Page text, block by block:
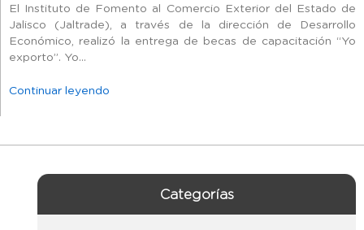
El Instituto de Fomento al Comercio Exterior del Estado de
Jalisco (Jaltrade), a través de la dirección de Desarrollo
Económico, realizó la entrega de becas de capacitación “Yo
exporto”. Yo...
Continuar leyendo
Categorías